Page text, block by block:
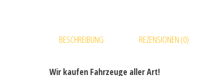
BESCHREIBUNG REZENSIONEN (0)
Wir kaufen Fahrzeuge aller Art!